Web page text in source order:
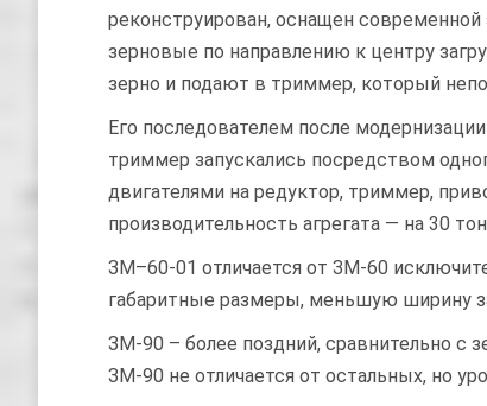
реконструирован, оснащен
зерновые по направлению к центру
зерно и подают в триммер, который
Его последователем после
триммер запускались посредством
двигателями на редуктор, триммер,
производительность агрегата — на 30
ЗМ–60-01 отличается от ЗМ-60
габаритные размеры, меньшую ширину
ЗМ-90 – более поздний, сравнительно с
ЗМ-90 не отличается от остальных, но